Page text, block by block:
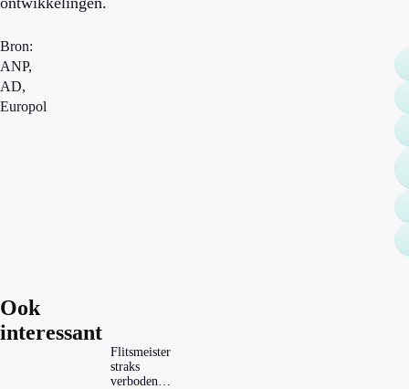
Bron:
ANP,
AD,
Europol
Ook
interessant
Flitsmeister
straks
verboden?